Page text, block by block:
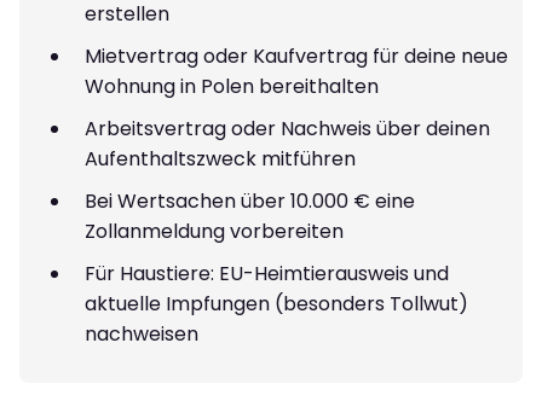
erstellen
Mietvertrag oder Kaufvertrag für deine neue
Wohnung in Polen bereithalten
Arbeitsvertrag oder Nachweis über deinen
Aufenthaltszweck mitführen
Bei Wertsachen über 10.000 € eine
Zollanmeldung vorbereiten
Für Haustiere: EU-Heimtierausweis und
aktuelle Impfungen (besonders Tollwut)
nachweisen